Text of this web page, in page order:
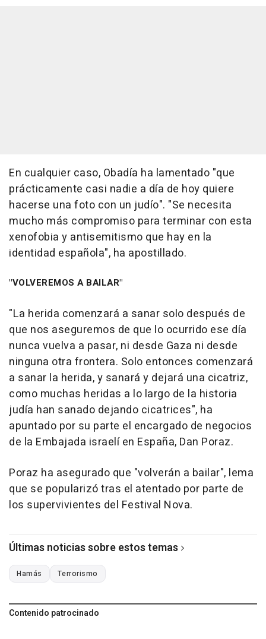
En cualquier caso, Obadía ha lamentado "que
prácticamente casi nadie a día de hoy quiere
hacerse una foto con un judío". "Se necesita
mucho más compromiso para terminar con esta
xenofobia y antisemitismo que hay en la
identidad española", ha apostillado.
"VOLVEREMOS A BAILAR"
"La herida comenzará a sanar solo después de
que nos aseguremos de que lo ocurrido ese día
nunca vuelva a pasar, ni desde Gaza ni desde
ninguna otra frontera. Solo entonces comenzará
a sanar la herida, y sanará y dejará una cicatriz,
como muchas heridas a lo largo de la historia
judía han sanado dejando cicatrices", ha
apuntado por su parte el encargado de negocios
de la Embajada israelí en España, Dan Poraz.
Poraz ha asegurado que "volverán a bailar", lema
que se popularizó tras el atentado por parte de
los supervivientes del Festival Nova.
Últimas noticias sobre estos temas
Hamás Terrorismo
Contenido patrocinado